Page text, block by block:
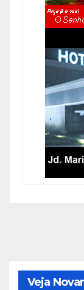
Veja